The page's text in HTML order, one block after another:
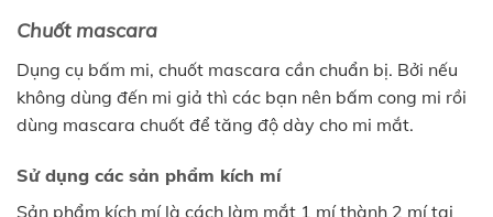
Chuốt mascara
Dụng cụ bấm mi, chuốt mascara cần chuẩn bị. Bởi nếu
không dùng đến mi giả thì các bạn nên bấm cong mi rồi
dùng mascara chuốt để tăng độ dày cho mi mắt.
Sử dụng các sản phẩm kích mí
Sản phẩm kích mí là cách làm mắt 1 mí thành 2 mí tại